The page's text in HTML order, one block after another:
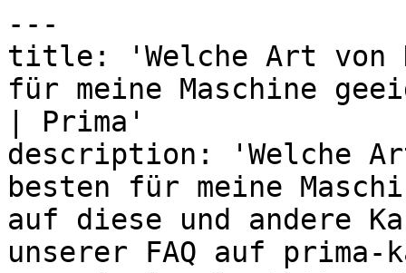
---
title: 'Welche Art von
für meine Maschine
| Prima'
description: 'Welche
besten für meine
auf diese und andere
unserer FAQ auf prima-